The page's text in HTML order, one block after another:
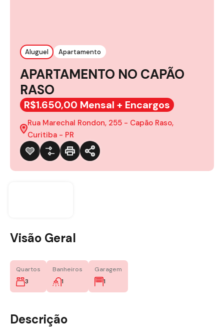
Aluguel Apartamento
APARTAMENTO NO CAPÃO
RASO
R$1.650,00 Mensal + Encargos
Rua Marechal Rondon, 255 - Capão Raso,
Curitiba - PR
Visão Geral
Quartos
3
Banheiros
1
Garagem
1
Descrição